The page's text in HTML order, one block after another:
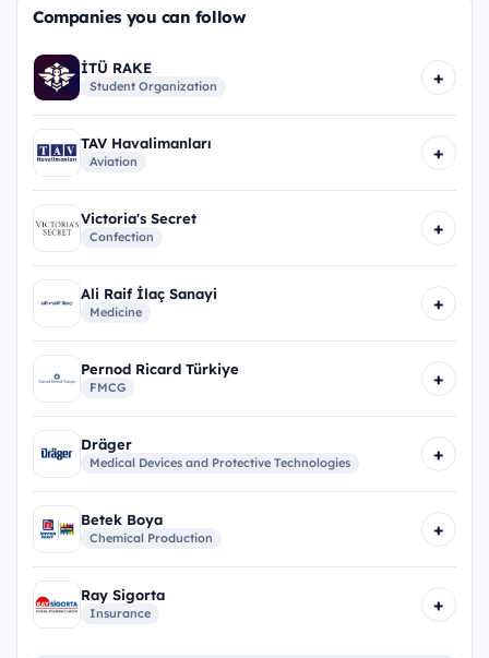
Companies you can follow
İTÜ RAKE
Student Organization +
TAV Havalimanları
Aviation +
Victoria's Secret
Confection +
Ali Raif İlaç Sanayi
Medicine +
Pernod Ricard Türkiye
FMCG +
Dräger
Medical Devices and Protective Technologies +
Betek Boya
Chemical Production +
Ray Sigorta
Insurance +